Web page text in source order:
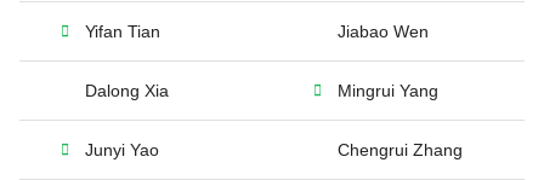
Yifan Tian Jiabao Wen
Dalong Xia Mingrui Yang
Junyi Yao Chengrui Zhang